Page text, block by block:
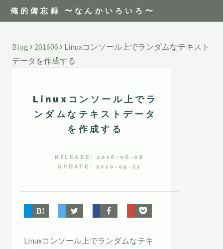
俺的備忘録 〜なんかいろいろ〜
Blog 201606
Linuxコンソール上でランダムなテキスト
データを作成する
Linuxコンソール上でラ
ンダムなテキストデータ
を作成する
RELEASE: 2016-06-08
UPDATE: 2020-09-21
Linuxコンソール上でランダムなテキ